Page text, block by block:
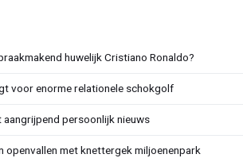
huwelijk Cristiano Ronaldo?
voor enorme relationele schokgolf
persoonlijk nieuws
openvallen met knettergek miljoenenpark